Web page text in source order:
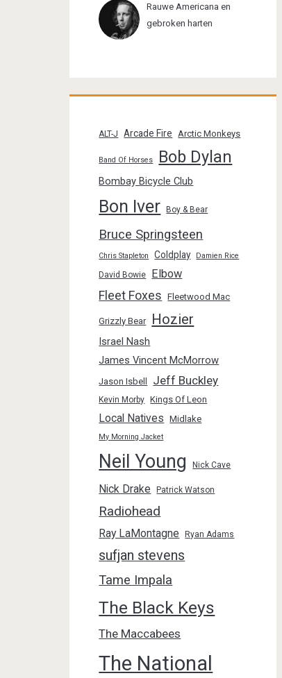
Rauwe Americana en
gebroken harten
ALT-J Arcade Fire Arctic Monkeys
Band Of Horses Bob Dylan
Bombay Bicycle Club
Bon Iver Boy & Bear
Bruce Springsteen
Chris Stapleton Coldplay Damien Rice
David Bowie Elbow
Fleet Foxes Fleetwood Mac
Grizzly Bear Hozier
Israel Nash
James Vincent McMorrow
Jason Isbell Jeff Buckley
Kevin Morby Kings Of Leon
Local Natives Midlake
My Morning Jacket
Neil Young Nick Cave
Nick Drake Patrick Watson
Radiohead
Ray LaMontagne Ryan Adams
sufjan stevens
Tame Impala
The Black Keys
The Maccabees
The National